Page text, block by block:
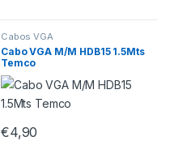
Cabos VGA
Cabo VGA M/M HDB15 1.5Mts
Temco
€4,90